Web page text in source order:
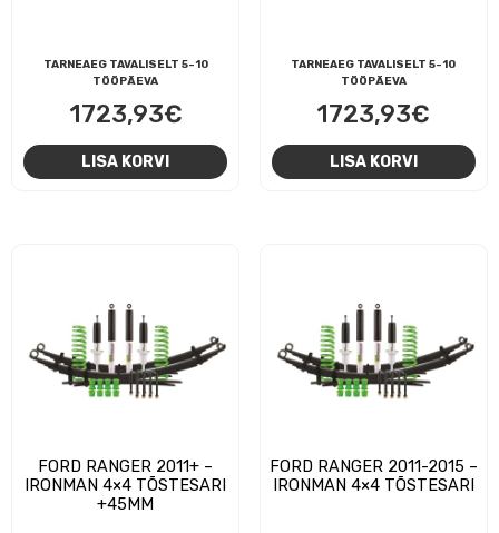
TARNEAEG TAVALISELT 5-10
TÖÖPÄEVA
1723,93€
LISA KORVI
TARNEAEG TAVALISELT 5-10
TÖÖPÄEVA
1723,93€
LISA KORVI
FORD RANGER 2011+ –
IRONMAN 4×4 TÕSTESARI
+45MM
FORD RANGER 2011-2015 –
IRONMAN 4×4 TÕSTESARI